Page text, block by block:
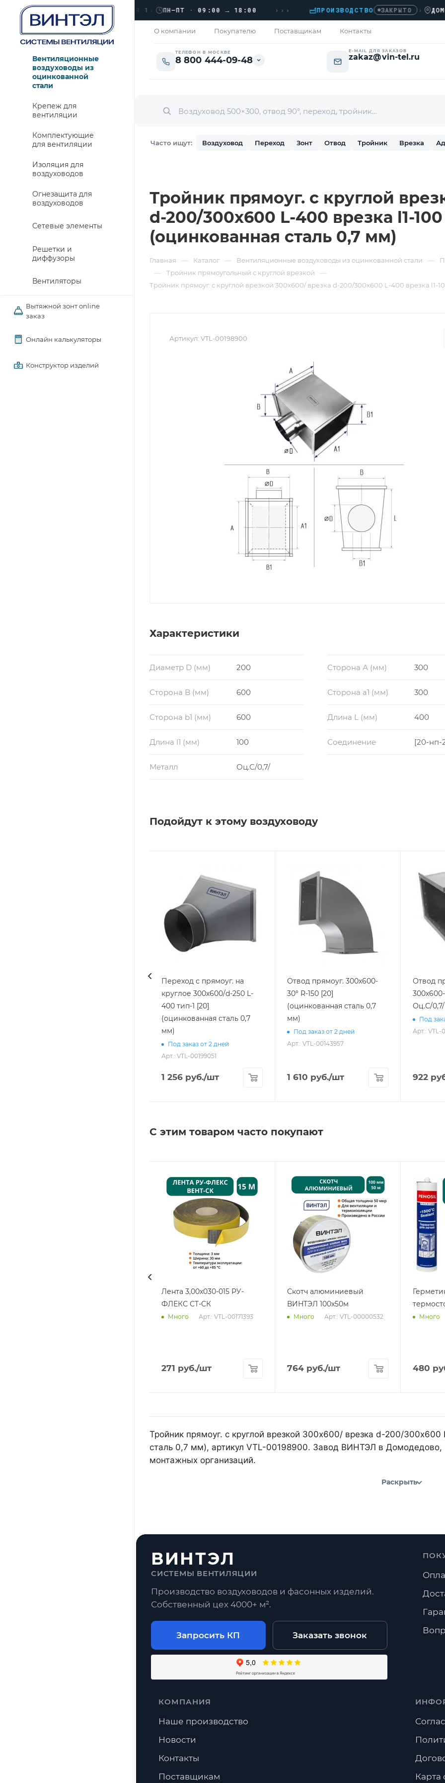
› ЛЮБЕРЦЫ, УЛ. КРАСНАЯ 1 ПН–ПТ · 09:00 → 18:00 ››› ПРОИЗВОДСТВО ЗАКРЫТО ›
О компании Покупателю Поставщикам Контакты
ТЕЛЕФОН В МОСКВЕ
8 800 444-09-48
E-MAIL ДЛЯ ЗАКАЗОВ
zakaz@vin-tel.ru
Часто ищут: Воздуховод Переход Зонт Отвод Тройник Врезка
Вентиляционные
воздуховоды из
оцинкованной
стали
Крепеж для
вентиляции
Комплектующие
для вентиляции
Изоляция для
воздуховодов
Огнезащита для
воздуховодов
Сетевые элементы
Решетки и
диффузоры
Вентиляторы
Вытяжной зонт online
заказ
Онлайн калькуляторы
Конструктор изделий
Тройник прямоуг. с круглой
d-200/300х600 L-400 врезка l1-
(оцинкованная сталь 0,7 мм)
Главная — Каталог — Вентиляционные воздуховоды из оцинкованной стали —
— Тройник прямоугольный с круглой врезкой —
Тройник прямоуг. с круглой врезкой 300х600/ врезка d-200/300х600 L-400 врезка l1-
Артикул: VTL-00198900
Характеристики
Диаметр D (мм) 200 Сторона А (мм) 300
Сторона B (мм) 600 Сторона a1 (мм) 300
Сторона b1 (мм) 600 Длина L (мм) 400
Длина l1 (мм) 100 Соединение [20-нп-
Металл Оц.С/0,7/
Подойдут к этому воздуховоду
Переход с прямоуг. на
круглое 300х600/d-250 L-
400 тип-1 [20]
(оцинкованная сталь 0,7
мм)
Под заказ от 2 дней
Арт.: VTL-00199051
1 256 руб./шт
Отвод прямоуг. 300х600-
30° R-150 [20]
(оцинкованная сталь 0,7
мм)
Под заказ от 2 дней
Арт.: VTL-00143957
1 610 руб./шт
Отвод
Оц.С/
Под
Арт.: VTL-
922
С этим товаром часто покупают
Лента 3,00х030-015 РУ-
ФЛЕКС СТ-СК
Много Арт.: VTL-00171393
271 руб./шт
Скотч алюминиевый
ВИНТЭЛ 100х50м
Много Арт.: VTL-00000532
764 руб./шт
Много
480
Тройник прямоуг. с круглой врезкой 300х600/ врезка d-200/
сталь 0,7 мм), артикул VTL-00198900. Завод ВИНТЭЛ в Домодедово,
монтажных организаций.
Раскрыть
ВИНТЭЛ
СИСТЕМЫ ВЕНТИЛЯЦИИ
Производство воздуховодов и фасонных изделий.
Собственный цех 4000+ м².
Запросить КП Заказать звонок
КОМПАНИЯ
Наше производство
Новости
Контакты
Поставщикам
Карта